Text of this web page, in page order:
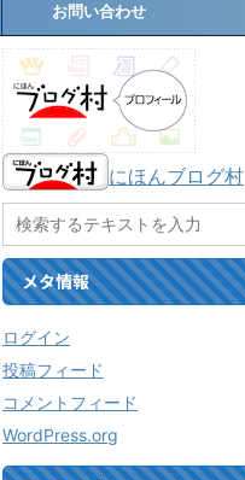
お問い合わせ
にほんブログ村
メタ情報
ログイン
投稿フィード
コメントフィード
WordPress.org